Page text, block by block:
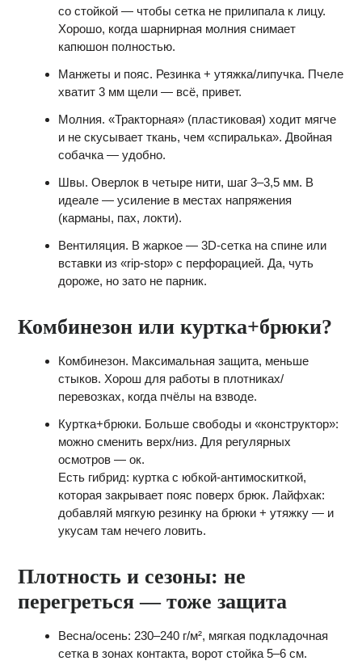
со стойкой — чтобы сетка не прилипала к лицу.
Хорошо, когда шарнирная молния снимает
капюшон полностью.
Манжеты и пояс. Резинка + утяжка/липучка. Пчеле
хватит 3 мм щели — всё, привет.
Молния. «Тракторная» (пластиковая) ходит мягче
и не скусывает ткань, чем «спиралька». Двойная
собачка — удобно.
Швы. Оверлок в четыре нити, шаг 3–3,5 мм. В
идеале — усиление в местах напряжения
(карманы, пах, локти).
Вентиляция. В жаркое — 3D‑сетка на спине или
вставки из «rip‑stop» с перфорацией. Да, чуть
дороже, но зато не парник.
Комбинезон или куртка+брюки?
Комбинезон. Максимальная защита, меньше
стыков. Хорош для работы в плотниках/
перевозках, когда пчёлы на взводе.
Куртка+брюки. Больше свободы и «конструктор»:
можно сменить верх/низ. Для регулярных
осмотров — ок.
Есть гибрид: куртка с юбкой‑антимоскиткой,
которая закрывает пояс поверх брюк. Лайфхак:
добавляй мягкую резинку на брюки + утяжку — и
укусам там нечего ловить.
Плотность и сезоны: не
перегреться — тоже защита
Весна/осень: 230–240 г/м², мягкая подкладочная
сетка в зонах контакта, ворот стойка 5–6 см.